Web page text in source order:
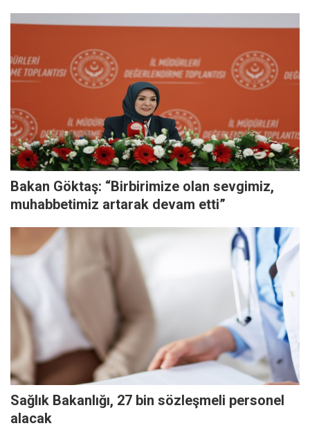
Bakan Göktaş: “Birbirimize olan sevgimiz,
muhabbetimiz artarak devam etti”
Sağlık Bakanlığı, 27 bin sözleşmeli personel
alacak